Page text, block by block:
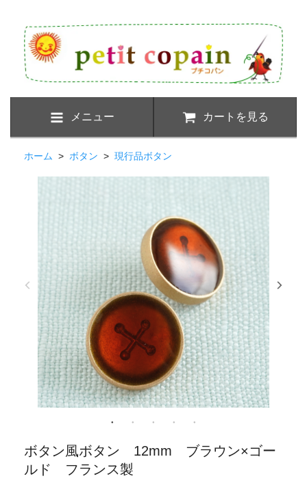
メニュー カートを見る
ホーム > ボタン > 現行品ボタン
ボタン風ボタン 12mm ブラウン×ゴー
ルド フランス製